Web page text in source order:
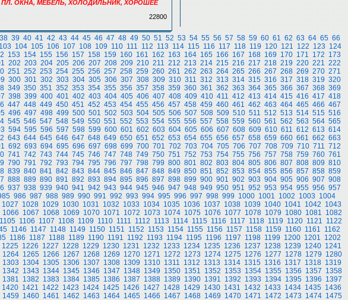
ОКНА, МЕБЕЛЬ, ХОЛОДИЛЬНИК, ХОРОШЕЕ
22800
38 39 40 41 42 43 44 45 46 47 48 49 50 51 52 53 54 55 56 57 58 59 60 61 62 63 64 65 66
103 104 105 106 107 108 109 110 111 112 113 114 115 116 117 118 119 120 121 122 123 124
153 154 155 156 157 158 159 160 161 162 163 164 165 166 167 168 169 170 171 172 173
202 203 204 205 206 207 208 209 210 211 212 213 214 215 216 217 218 219 220 221 222
251 252 253 254 255 256 257 258 259 260 261 262 263 264 265 266 267 268 269 270 271
300 301 302 303 304 305 306 307 308 309 310 311 312 313 314 315 316 317 318 319 320
349 350 351 352 353 354 355 356 357 358 359 360 361 362 363 364 365 366 367 368 369
398 399 400 401 402 403 404 405 406 407 408 409 410 411 412 413 414 415 416 417 418
447 448 449 450 451 452 453 454 455 456 457 458 459 460 461 462 463 464 465 466 467
496 497 498 499 500 501 502 503 504 505 506 507 508 509 510 511 512 513 514 515 516
545 546 547 548 549 550 551 552 553 554 555 556 557 558 559 560 561 562 563 564 565
594 595 596 597 598 599 600 601 602 603 604 605 606 607 608 609 610 611 612 613 614
643 644 645 646 647 648 649 650 651 652 653 654 655 656 657 658 659 660 661 662 663
692 693 694 695 696 697 698 699 700 701 702 703 704 705 706 707 708 709 710 711 712
741 742 743 744 745 746 747 748 749 750 751 752 753 754 755 756 757 758 759 760 761
790 791 792 793 794 795 796 797 798 799 800 801 802 803 804 805 806 807 808 809 810
839 840 841 842 843 844 845 846 847 848 849 850 851 852 853 854 855 856 857 858 859
888 889 890 891 892 893 894 895 896 897 898 899 900 901 902 903 904 905 906 907 908
937 938 939 940 941 942 943 944 945 946 947 948 949 950 951 952 953 954 955 956 957
986 987 988 989 990 991 992 993 994 995 996 997 998 999 1000 1001 1002 1003 1004
1027 1028 1029 1030 1031 1032 1033 1034 1035 1036 1037 1038 1039 1040 1041 1042 1043
1066 1067 1068 1069 1070 1071 1072 1073 1074 1075 1076 1077 1078 1079 1080 1081 1082
1105 1106 1107 1108 1109 1110 1111 1112 1113 1114 1115 1116 1117 1118 1119 1120 1121 1122
1146 1147 1148 1149 1150 1151 1152 1153 1154 1155 1156 1157 1158 1159 1160 1161 1162
1186 1187 1188 1189 1190 1191 1192 1193 1194 1195 1196 1197 1198 1199 1200 1201 1202
1225 1226 1227 1228 1229 1230 1231 1232 1233 1234 1235 1236 1237 1238 1239 1240 1241
1264 1265 1266 1267 1268 1269 1270 1271 1272 1273 1274 1275 1276 1277 1278 1279 1280
1303 1304 1305 1306 1307 1308 1309 1310 1311 1312 1313 1314 1315 1316 1317 1318 1319
1342 1343 1344 1345 1346 1347 1348 1349 1350 1351 1352 1353 1354 1355 1356 1357 1358
1381 1382 1383 1384 1385 1386 1387 1388 1389 1390 1391 1392 1393 1394 1395 1396 1397
1420 1421 1422 1423 1424 1425 1426 1427 1428 1429 1430 1431 1432 1433 1434 1435 1436
1459 1460 1461 1462 1463 1464 1465 1466 1467 1468 1469 1470 1471 1472 1473 1474 1475